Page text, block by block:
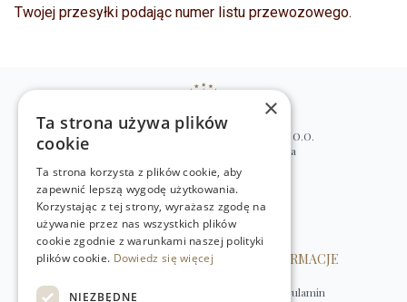
Twojej przesyłki podając numer listu przewozowego.
WILLIAM’S NATURAL PRODUCTS SP. Z O.O.
ul. Stawki 2, 00-193 Warszawa, Polska
+48 (22) 875 91 35
kontakt@w-natural.pl
Obsługa sklepu internetowego
+48 798 349 435
OBSŁUGA KLIENTA
Kontakt
INFORMACJE
Regulamin
×
Ta strona używa plików
cookie
Ta strona korzysta z plików cookie, aby
zapewnić lepszą wygodę użytkowania.
Korzystając z tej strony, wyrażasz zgodę na
używanie przez nas wszystkich plików
cookie zgodnie z warunkami naszej polityki
plików cookie. Dowiedz się więcej
NIEZBĘDNE